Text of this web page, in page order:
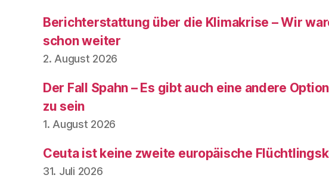
Berichterstattung über die Klimakrise – Wir
schon weiter
2. August 2026
Der Fall Spahn – Es gibt auch eine andere
zu sein
1. August 2026
Ceuta ist keine zweite europäische
31. Juli 2026